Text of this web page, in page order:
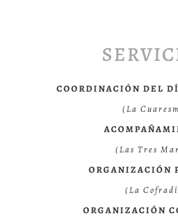
COORDINACIÓN DEL
(La
(Las Tres
ORGANIZACIÓN
(La
ORGANIZACIÓN